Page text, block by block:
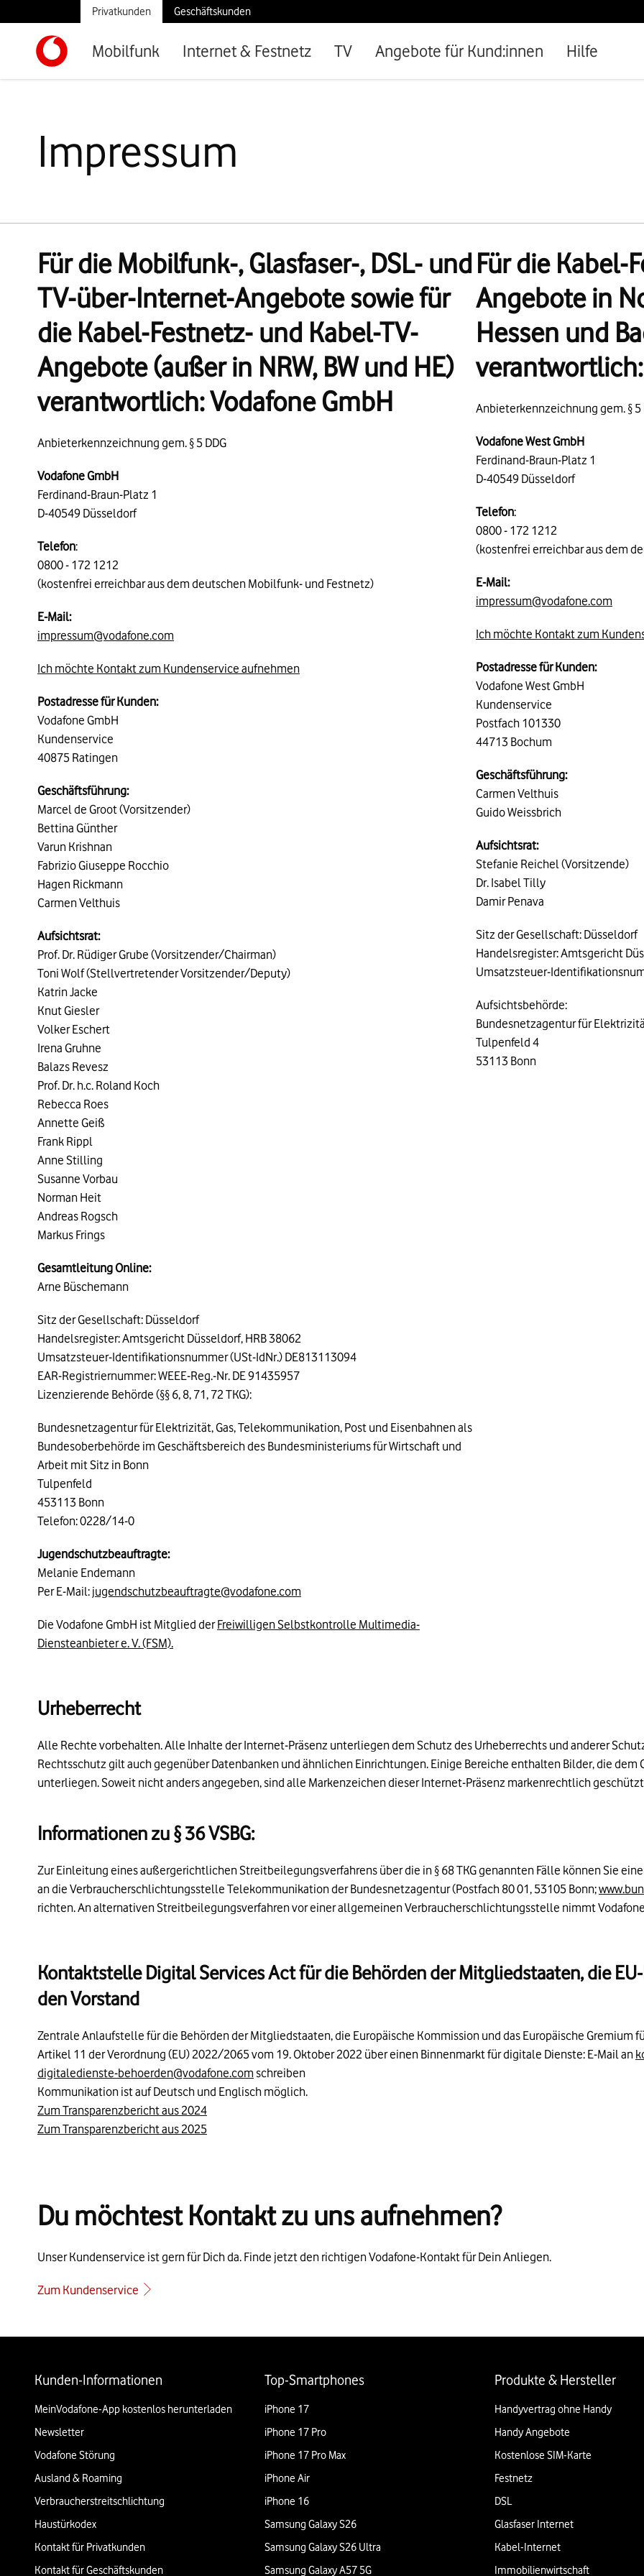
Mobilfunk Internet & Festnetz TV Angebote für Kund:innen Hilfe
Privatkunden Geschäftskunden
Impressum
Für die Mobilfunk-, Glasfaser-, DSL- und
TV-über-Internet-Angebote sowie für
die Kabel-Festnetz- und Kabel-TV-
Angebote (außer in NRW, BW und HE)
verantwortlich: Vodafone GmbH
Anbieterkennzeichnung gem. § 5 DDG
Vodafone GmbH
Ferdinand-Braun-Platz 1
D-40549 Düsseldorf
Telefon:
0800 - 172 1212
(kostenfrei erreichbar aus dem deutschen Mobilfunk- und Festnetz)
E-Mail:
impressum@vodafone.com
Ich möchte Kontakt zum Kundenservice aufnehmen
Postadresse für Kunden:
Vodafone GmbH
Kundenservice
40875 Ratingen
Geschäftsführung:
Marcel de Groot (Vorsitzender)
Bettina Günther
Varun Krishnan
Fabrizio Giuseppe Rocchio
Hagen Rickmann
Carmen Velthuis
Aufsichtsrat:
Prof. Dr. Rüdiger Grube (Vorsitzender/Chairman)
Toni Wolf (Stellvertretender Vorsitzender/Deputy)
Katrin Jacke
Knut Giesler
Volker Eschert
Irena Gruhne
Balazs Revesz
Prof. Dr. h.c. Roland Koch
Rebecca Roes
Annette Geiß
Frank Rippl
Anne Stilling
Susanne Vorbau
Norman Heit
Andreas Rogsch
Markus Frings
Gesamtleitung Online:
Arne Büschemann
Sitz der Gesellschaft: Düsseldorf
Handelsregister: Amtsgericht Düsseldorf, HRB 38062
Umsatzsteuer-Identifikationsnummer (USt-IdNr.) DE813113094
EAR-Registriernummer: WEEE-Reg.-Nr. DE 91435957
Lizenzierende Behörde (§§ 6, 8, 71, 72 TKG):
Bundesnetzagentur für Elektrizität, Gas, Telekommunikation, Post und Eisenbahnen als
Bundesoberbehörde im Geschäftsbereich des Bundesministeriums für Wirtschaft und
Arbeit mit Sitz in Bonn
Tulpenfeld
453113 Bonn
Telefon: 0228/14-0
Jugendschutzbeauftragte:
Melanie Endemann
Per E-Mail: jugendschutzbeauftragte@vodafone.com
Die Vodafone GmbH ist Mitglied derFreiwilligen Selbstkontrolle Multimedia-
Diensteanbieter e. V. (FSM).
Für die Kabel-
Angebote in
Hessen und
Anbieterkennzeichnung gem. § 5
Vodafone West GmbH
Ferdinand-Braun-Platz 1
D-40549 Düsseldorf
Telefon:
0800 - 172 1212
(kostenfrei erreichbar aus dem
E-Mail:
impressum@vodafone.com
Ich möchte Kontakt zum
Postadresse für Kunden:
Vodafone West GmbH
Kundenservice
Postfach 101330
44713 Bochum
Geschäftsführung:
Carmen Velthuis
Guido Weissbrich
Aufsichtsrat:
Stefanie Reichel (Vorsitzende)
Dr. Isabel Tilly
Damir Penava
Sitz der Gesellschaft: Düsseldorf
Handelsregister: Amtsgericht
Umsatzsteuer-
Aufsichtsbehörde:
Bundesnetzagentur für
Tulpenfeld 4
53113 Bonn
Urheberrecht
Alle Rechte vorbehalten. Alle Inhalte der Internet-Präsenz unterliegen dem Schutz des Urheberrechts und anderer
Rechtsschutz gilt auch gegenüber Datenbanken und ähnlichen Einrichtungen. Einige Bereiche enthalten Bilder, die dem
unterliegen. Soweit nicht anders angegeben, sind alle Markenzeichen dieser Internet-Präsenz markenrechtlich
Informationen zu § 36 VSBG:
Zur Einleitung eines außergerichtlichen Streitbeilegungsverfahrens über die in § 68 TKG genannten Fälle können Sie
an die Verbraucherschlichtungsstelle Telekommunikation der Bundesnetzagentur (Postfach 80 01, 53105 Bonn;
richten. An alternativen Streitbeilegungsverfahren vor einer allgemeinen Verbraucherschlichtungsstelle nimmt
Kontaktstelle Digital Services Act für die Behörden der Mitgliedstaaten, die
den Vorstand
Zentrale Anlaufstelle für die Behörden der Mitgliedstaaten, die Europäische Kommission und das Europäische Gremium
Artikel 11 der Verordnung (EU) 2022/2065 vom 19. Oktober 2022 über einen Binnenmarkt für digitale Dienste: E-Mail an
digitaledienste-behoerden@vodafone.com schreiben
Kommunikation ist auf Deutsch und Englisch möglich.
Zum Transparenzbericht aus 2024
Zum Transparenzbericht aus 2025
Du möchtest Kontakt zu uns aufnehmen?
Unser Kundenservice ist gern für Dich da. Finde jetzt den richtigen Vodafone-Kontakt für Dein Anliegen.
Zum Kundenservice
Kunden-Informationen
MeinVodafone-App kostenlos herunterladen
Newsletter
Vodafone Störung
Ausland & Roaming
Verbraucherstreitschlichtung
Haustürkodex
Kontakt für Privatkunden
Kontakt für Geschäftskunden
Top-Smartphones
iPhone 17
iPhone 17 Pro
iPhone 17 Pro Max
iPhone Air
iPhone 16
Samsung Galaxy S26
Samsung Galaxy S26 Ultra
Samsung Galaxy A57 5G
Produkte & Hersteller
Handyvertrag ohne Handy
Handy Angebote
Kostenlose SIM-Karte
Festnetz
DSL
Glasfaser Internet
Kabel-Internet
Immobilienwirtschaft